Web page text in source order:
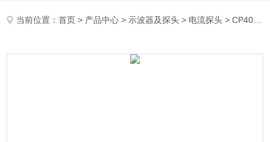
当前位置：首页 > 产品中心 > 示波器及探头 > 电流探头 > CP4040知用高频交直流电流探头